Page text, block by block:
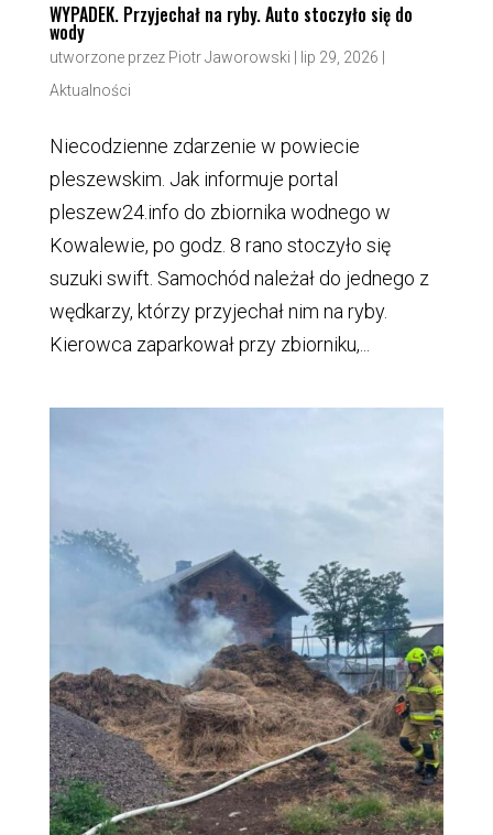
WYPADEK. Przyjechał na ryby. Auto stoczyło się do
wody
utworzone przez Piotr Jaworowski lip 29, 2026
Aktualności
Niecodzienne zdarzenie w powiecie
pleszewskim. Jak informuje portal
pleszew24.info do zbiornika wodnego w
Kowalewie, po godz. 8 rano stoczyło się
suzuki swift. Samochód należał do jednego z
wędkarzy, którzy przyjechał nim na ryby.
Kierowca zaparkował przy zbiorniku,...